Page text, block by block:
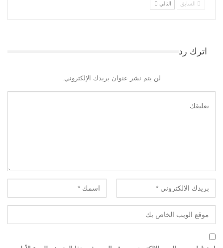
السابق التالي
اترك رد
لن يتم نشر عنوان بريدك الإلكتروني.